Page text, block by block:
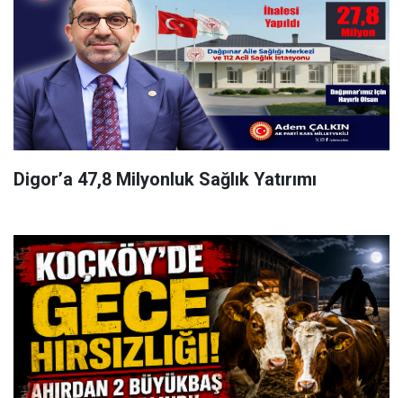
Digor’a 47,8 Milyonluk Sağlık Yatırımı